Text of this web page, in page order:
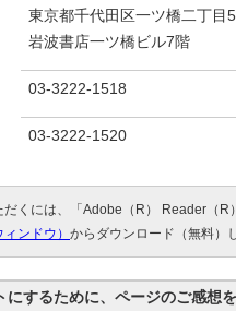
東京都千代田区一ツ橋二丁目
岩波書店一ツ橋ビル7階
03-3222-1518
03-3222-1520
だくには、「Adobe（R） Reader（R
ンドウ） からダウンロード（無料）
にするために、ページのご感想